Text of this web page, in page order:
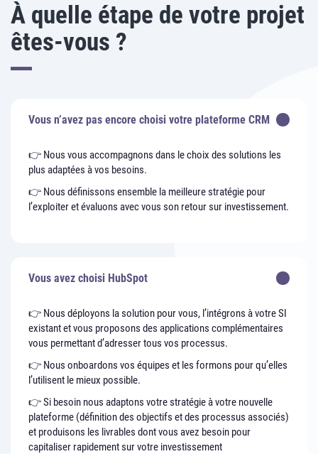
À quelle étape de votre projet
êtes-vous ?
Vous n’avez pas encore choisi votre plateforme CRM
👉 Nous vous accompagnons dans le choix des solutions les
plus adaptées à vos besoins.
👉 Nous définissons ensemble la meilleure stratégie pour
l’exploiter et évaluons avec vous son retour sur investissement.
Vous avez choisi HubSpot
👉 Nous déployons la solution pour vous, l’intégrons à votre SI
existant et vous proposons des applications complémentaires
vous permettant d’adresser tous vos processus.
👉 Nous onboardons vos équipes et les formons pour qu’elles
l’utilisent le mieux possible.
👉 Si besoin nous adaptons votre stratégie à votre nouvelle
plateforme (définition des objectifs et des processus associés)
et produisons les livrables dont vous avez besoin pour
capitaliser rapidement sur votre investissement